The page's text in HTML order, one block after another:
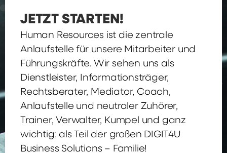
JETZT STARTEN!
Human Resources ist die zentrale
Anlaufstelle für unsere Mitarbeiter und
Führungskräfte. Wir sehen uns als
Dienstleister, Informationsträger,
Rechtsberater, Mediator, Coach,
Anlaufstelle und neutraler Zuhörer,
Trainer, Verwalter, Kumpel und ganz
wichtig: als Teil der großen DIGIT4U
Business Solutions – Familie!